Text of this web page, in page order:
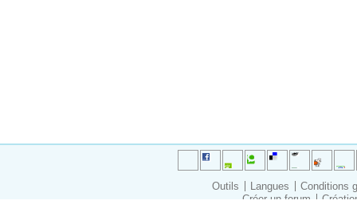
Outils Langues
Conditions
Créer un forum